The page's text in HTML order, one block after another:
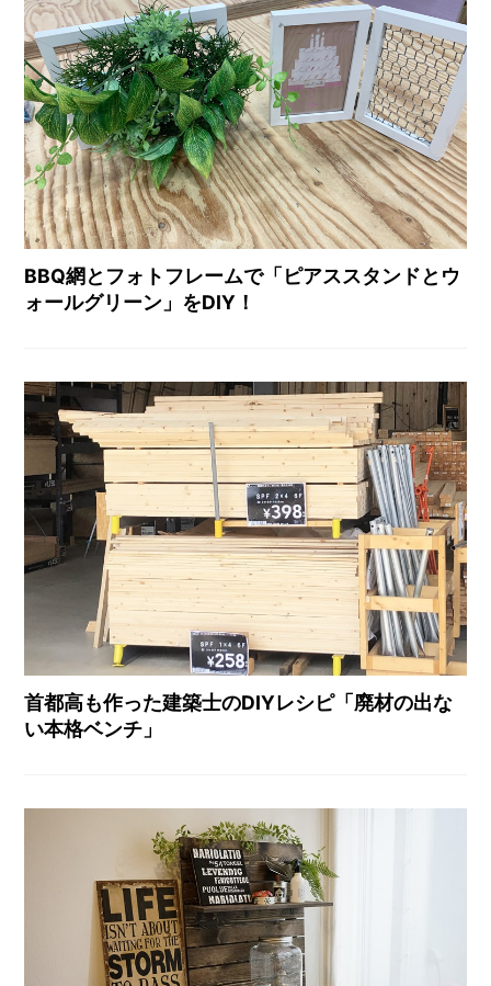
BBQ網とフォトフレームで「ピアススタンドとウ
ォールグリーン」をDIY！
首都高も作った建築士のDIYレシピ「廃材の出な
い本格ベンチ」